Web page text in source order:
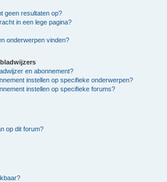
geen resultaten op?
in een lege pagina?
onderwerpen vinden?
en abonnement?
instellen op specifieke onderwerpen?
instellen op specifieke forums?
op dit forum?